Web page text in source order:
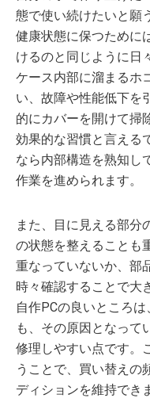
態で使い続けたいと願
健康状態に保つために
けるのと同じように日
ケース内部に溜まるホ
い、故障や性能低下を
的にカバーを開けて掃
効果的な習慣と言える
なら内部構造を熟知し
作業を進められます。
また、目に見える部分
の状態を整えることも
重なっていないか、部
時々確認することで大
自作PCの良いところ
も、その原因となって
修理しやすい点です。
うことで、買い替えの
ディションを維持でき